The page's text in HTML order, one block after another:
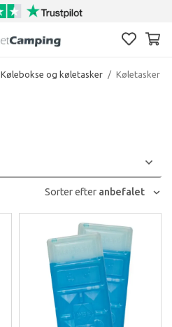
Kølebokse og køletasker / Køletasker
Sorter efter anbefalet